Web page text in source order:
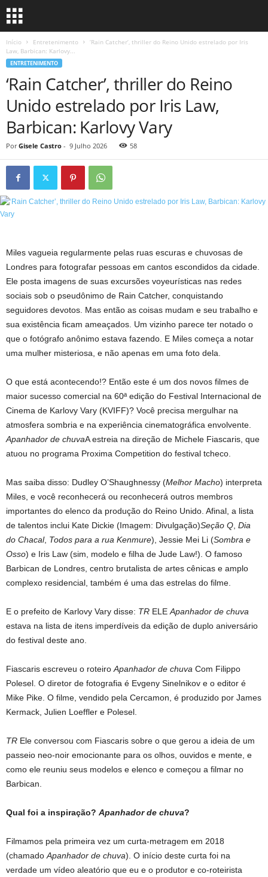
Início Entretenimento
‘Rain Catcher’, thriller do Reino Unido estrelado por Iris
Law, Barbican: Karlovy...
ENTRETENIMENTO
‘Rain Catcher’, thriller do Reino
Unido estrelado por Iris Law,
Barbican: Karlovy Vary
Por Gisele Castro - 9 Julho 2026 58
Miles vagueia regularmente pelas ruas escuras e chuvosas de
Londres para fotografar pessoas em cantos escondidos da cidade.
Ele posta imagens de suas excursões voyeurísticas nas redes
sociais sob o pseudônimo de Rain Catcher, conquistando
seguidores devotos. Mas então as coisas mudam e seu trabalho e
sua existência ficam ameaçados. Um vizinho parece ter notado o
que o fotógrafo anônimo estava fazendo. E Miles começa a notar
uma mulher misteriosa, e não apenas em uma foto dela.
O que está acontecendo!? Então este é um dos novos filmes de
maior sucesso comercial na 60ª edição do Festival Internacional de
Cinema de Karlovy Vary (KVIFF)? Você precisa mergulhar na
atmosfera sombria e na experiência cinematográfica envolvente.
Apanhador de chuvaA estreia na direção de Michele Fiascaris, que
atuou no programa Proxima Competition do festival tcheco.
Mas saiba disso: Dudley O’Shaughnessy (Melhor Macho) interpreta
Miles, e você reconhecerá ou reconhecerá outros membros
importantes do elenco da produção do Reino Unido. Afinal, a lista
de talentos inclui Kate Dickie (Imagem: Divulgação)Seção Q Dia
do Chacal, Todos para a rua Kenmure), Jessie Mei Li (Sombra e
Osso) e Iris Law (sim, modelo e filha de Jude Law!). O famoso
Barbican de Londres, centro brutalista de artes cênicas e amplo
complexo residencial, também é uma das estrelas do filme.
E o prefeito de Karlovy Vary disse: TR ELE Apanhador de chuva
estava na lista de itens imperdíveis da edição de duplo aniversário
do festival deste ano.
Fiascaris escreveu o roteiro Apanhador de chuva Com Filippo
Polesel. O diretor de fotografia é Evgeny Sinelnikov e o editor é
Mike Pike. O filme, vendido pela Cercamon, é produzido por James
Kermack, Julien Loeffler e Polesel.
TR Ele conversou com Fiascaris sobre o que gerou a ideia de um
passeio neo-noir emocionante para os olhos, ouvidos e mente, e
como ele reuniu seus modelos e elenco e começou a filmar no
Barbican.
Qual foi a inspiração? Apanhador de chuva?
Filmamos pela primeira vez um curta-metragem em 2018
(chamado Apanhador de chuva). O início deste curta foi na
verdade um vídeo aleatório que eu e o produtor e co-roteirista